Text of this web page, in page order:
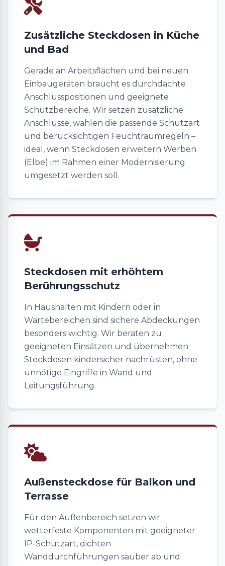
Zusätzliche Steckdosen in Küche
und Bad
Gerade an Arbeitsflächen und bei neuen
Einbaugeräten braucht es durchdachte
Anschlusspositionen und geeignete
Schutzbereiche. Wir setzen zusätzliche
Anschlüsse, wählen die passende Schutzart
und berücksichtigen Feuchtraumregeln –
ideal, wenn Steckdosen erweitern Werben
(Elbe) im Rahmen einer Modernisierung
umgesetzt werden soll.
Steckdosen mit erhöhtem
Berührungsschutz
In Haushalten mit Kindern oder in
Wartebereichen sind sichere Abdeckungen
besonders wichtig. Wir beraten zu
geeigneten Einsätzen und übernehmen
Steckdosen kindersicher nachrüsten, ohne
unnötige Eingriffe in Wand und
Leitungsführung.
Außensteckdose für Balkon und
Terrasse
Für den Außenbereich setzen wir
wetterfeste Komponenten mit geeigneter
IP-Schutzart, dichten
Wanddurchführungen sauber ab und